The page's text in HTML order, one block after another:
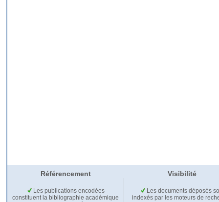
Référencement Visibilité
Les publications encodées
constituent la bibliographie académique
Les documents déposés
indexés par les moteurs de